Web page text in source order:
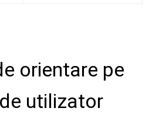
orientare pe
utilizator